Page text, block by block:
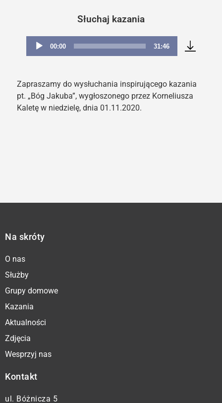
Słuchaj kazania
Odtwarzacz
00:00 31:46
Zapraszamy do wysłuchania inspirującego kazania
pt. „Bóg Jakuba”, wygłoszonego przez Korneliusza
Kaletę w niedzielę, dnia 01.11.2020.
Na skróty
O nas
Służby
Grupy domowe
Kazania
Aktualności
Zdjęcia
Wesprzyj nas
Kontakt
ul. Bóżnicza 5